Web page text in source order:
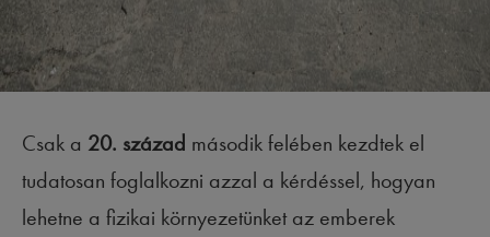
Csak a 20. század második felében kezdtek el
tudatosan foglalkozni azzal a kérdéssel, hogyan
lehetne a fizikai környezetünket az emberek